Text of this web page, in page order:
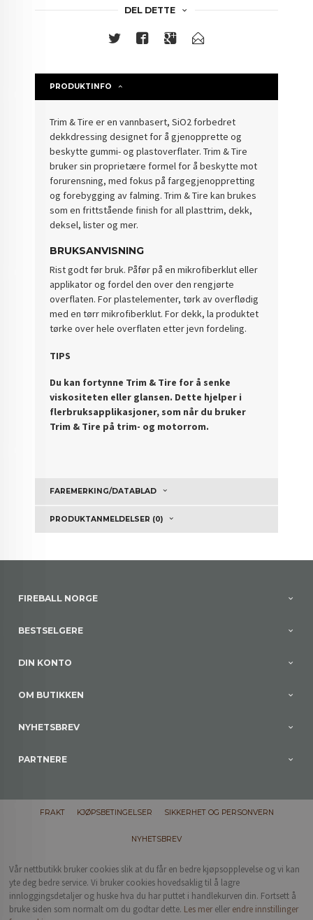
DEL DETTE
PRODUKTINFO
Trim & Tire er en vannbasert, SiO2 forbedret
dekkdressing designet for å gjenopprette og
beskytte gummi- og plastoverflater. Trim & Tire
bruker sin proprietære formel for å beskytte mot
forurensning, med fokus på fargegjenoppretting
og forebygging av falming. Trim & Tire kan brukes
som en frittstående finish for all plasttrim, dekk,
deksel, lister og mer.
BRUKSANVISNING
Rist godt før bruk. Påfør på en mikrofiberklut eller
applikator og fordel den over den rengjørte
overflaten. For plastelementer, tørk av overflødig
med en tørr mikrofiberklut. For dekk, la produktet
tørke over hele overflaten etter jevn fordeling.
TIPS
Du kan fortynne Trim & Tire for å senke
viskositeten eller glansen. Dette hjelper i
flerbruksapplikasjoner, som når du bruker
Trim & Tire på trim- og motorrom.
FAREMERKING/DATABLAD
PRODUKTANMELDELSER (0)
FIREBALL NORGE
BESTSELGERE
DIN KONTO
OM BUTIKKEN
NYHETSBREV
PARTNERE
FRAKT KJØPSBETINGELSER SIKKERHET OG PERSONVERN
NYHETSBREV
Vår nettbutikk bruker cookies slik at du får en bedre kjøpsopplevelse og vi kan
yte deg bedre service. Vi bruker cookies hovedsaklig til å lagre
innloggingsdetaljer og huske hva du har puttet i handlekurven din. Fortsett å
bruke siden som normalt om du godtar dette. Les mereller endre innstillinger